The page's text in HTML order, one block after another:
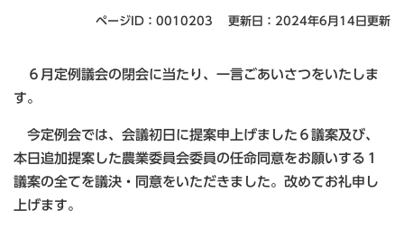
ページID：0010203 更新日：2024年6月14日更新
６月定例議会の閉会に当たり、一言ごあいさつをいたしま
す。
今定例会では、会議初日に提案申上げました６議案及び、
本日追加提案した農業委員会委員の任命同意をお願いする１
議案の全てを議決・同意をいただきました。改めてお礼申し
上げます。